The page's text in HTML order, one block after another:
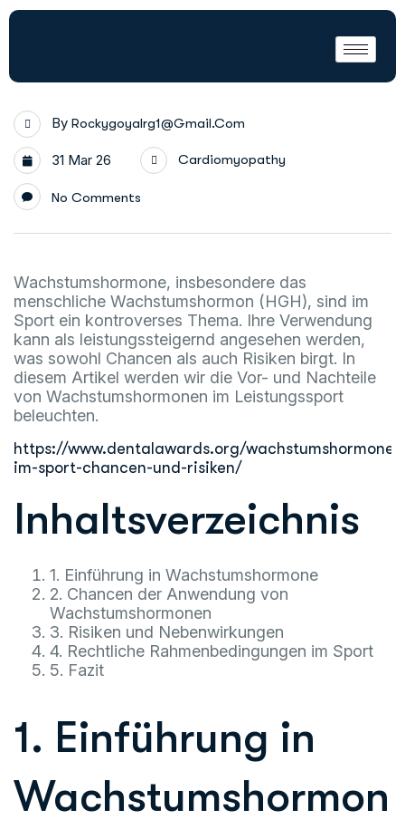
By Rockygoyalrg1@gmail.com
31 Mar 26 Cardiomyopathy
No Comments
Wachstumshormone, insbesondere das
menschliche Wachstumshormon (HGH), sind im
Sport ein kontroverses Thema. Ihre Verwendung
kann als leistungssteigernd angesehen werden,
was sowohl Chancen als auch Risiken birgt. In
diesem Artikel werden wir die Vor- und Nachteile
von Wachstumshormonen im Leistungssport
beleuchten.
https://www.dentalawards.org/wachstumshormone-
im-sport-chancen-und-risiken/
Inhaltsverzeichnis
1. Einführung in Wachstumshormone
2. Chancen der Anwendung von
Wachstumshormonen
3. Risiken und Nebenwirkungen
4. Rechtliche Rahmenbedingungen im Sport
5. Fazit
1. Einführung in